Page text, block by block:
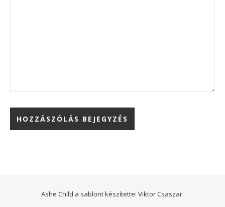
Ashe Child a sablont készítette: Viktor Csaszar.